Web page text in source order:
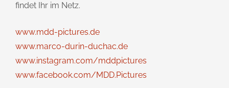
findet Ihr im Netz.
www.mdd-pictures.de
www.marco-durin-duchac.de
www.instagram.com/mddpictures
www.facebook.com/MDD.Pictures